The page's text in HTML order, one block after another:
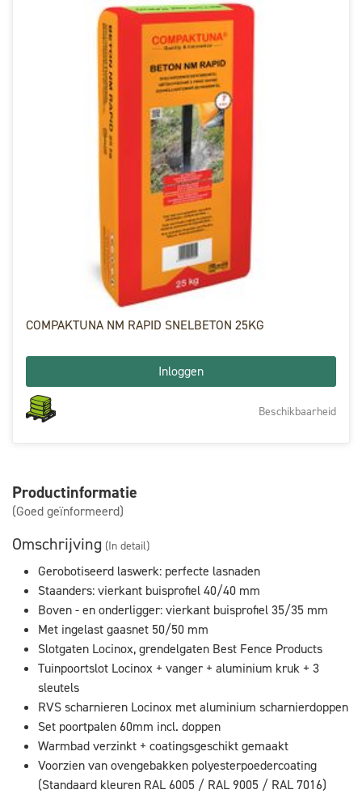
COMPAKTUNA NM RAPID SNELBETON 25KG
Inloggen
Beschikbaarheid
Productinformatie
(Goed geïnformeerd)
Omschrijving (In detail)
Gerobotiseerd laswerk: perfecte lasnaden
Staanders: vierkant buisprofiel 40/40 mm
Boven - en onderligger: vierkant buisprofiel 35/35 mm
Met ingelast gaasnet 50/50 mm
Slotgaten Locinox, grendelgaten Best Fence Products
Tuinpoortslot Locinox + vanger + aluminium kruk + 3
sleutels
RVS scharnieren Locinox met aluminium scharnierdoppen
Set poortpalen 60mm incl. doppen
Warmbad verzinkt + coatingsgeschikt gemaakt
Voorzien van ovengebakken polyesterpoedercoating
(Standaard kleuren RAL 6005 / RAL 9005 / RAL 7016)